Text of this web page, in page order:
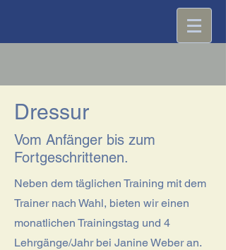
Dressur
Vom Anfänger bis zum
Fortgeschrittenen.
Neben dem täglichen Training mit dem
Trainer nach Wahl, bieten wir einen
monatlichen Trainingstag und 4
Lehrgänge/Jahr bei Janine Weber an.